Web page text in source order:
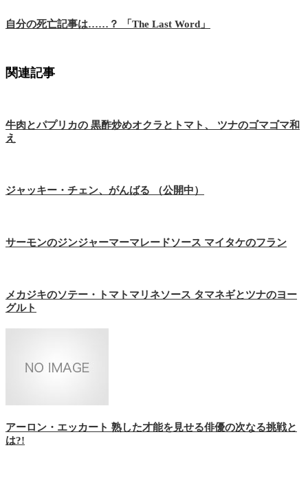
自分の死亡記事は……？ 「The Last Word」
関連記事
牛肉とパプリカの 黒酢炒めオクラとトマト、 ツナのゴマゴマ和
え
ジャッキー・チェン、がんばる （公開中）
サーモンのジンジャーマーマレードソース マイタケのフラン
メカジキのソテー・トマトマリネソース タマネギとツナのヨー
グルト
アーロン・エッカート 熟した才能を見せる俳優の次なる挑戦と
は?!